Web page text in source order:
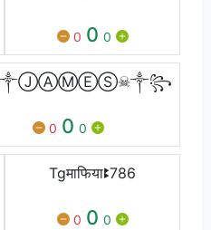
0 0 0
0 0 0
Tgमाफियाꔪ786
0 0 0